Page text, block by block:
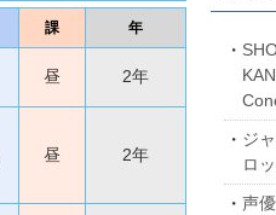
課 年
昼 2年
昼 2年
ジ
ロ
声